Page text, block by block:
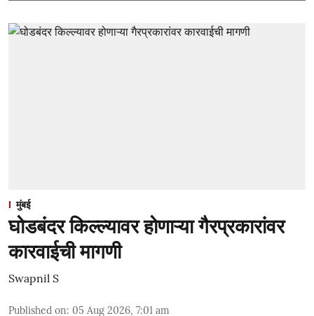
मुंबई
घोडबंदर किल्ल्यावर होणाऱ्या गैरप्रकारांवर
कारवाईची मागणी
Swapnil S
Published on: 05 Aug 2026, 7:01 am